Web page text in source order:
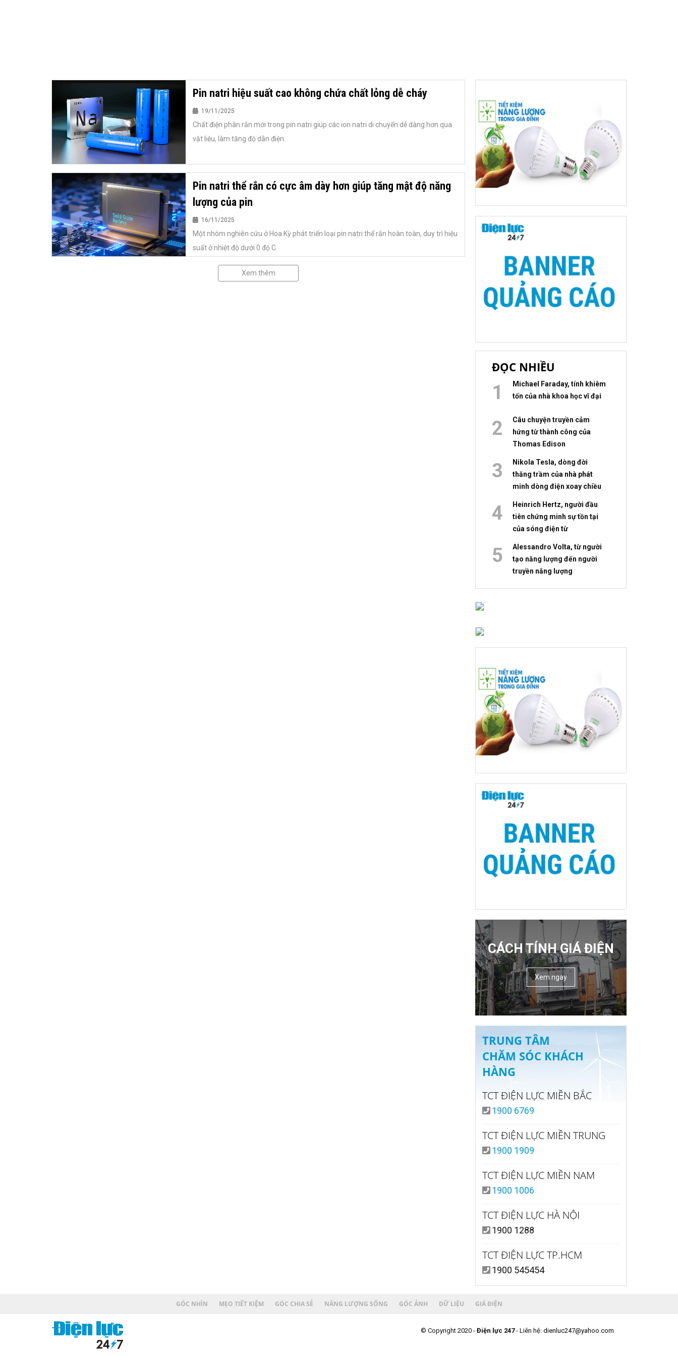
Pin natri hiệu suất cao không chứa chất lỏng dễ cháy
19/11/2025
Chất điện phân rắn mới trong pin natri giúp các ion natri di chuyển dễ dàng hơn qua
vật liệu, làm tăng độ dẫn điện.
Pin natri thể rắn có cực âm dày hơn giúp tăng mật độ năng
lượng của pin
16/11/2025
Một nhóm nghiên cứu ở Hoa Kỳ phát triển loại pin natri thể rắn hoàn toàn, duy trì hiệu
suất ở nhiệt độ dưới 0 độ C.
Xem thêm
ĐỌC NHIỀU
Michael Faraday, tính khiêm
tốn của nhà khoa học vĩ đại
Câu chuyện truyền cảm
hứng từ thành công của
Thomas Edison
Nikola Tesla, dòng đời
thăng trầm của nhà phát
minh dòng điện xoay chiều
Heinrich Hertz, người đầu
tiên chứng minh sự tồn tại
của sóng điện từ
Alessandro Volta, từ người
tạo năng lượng đến người
truyền năng lượng
CÁCH TÍNH GIÁ ĐIỆN
Xem ngay
TRUNG TÂM
CHĂM SÓC KHÁCH
HÀNG
TCT ĐIỆN LỰC MIỀN BẮC
1900 6769
TCT ĐIỆN LỰC MIỀN TRUNG
1900 1909
TCT ĐIỆN LỰC MIỀN NAM
1900 1006
TCT ĐIỆN LỰC HÀ NỘI
1900 1288
TCT ĐIỆN LỰC TP.HCM
1900 545454
GÓC NHÌN MẸO TIẾT KIỆM GÓC CHIA SẺ NĂNG LƯỢNG SỐNG GÓC ẢNH DỮ LIỆU GIÁ ĐIỆN
© Copyright 2020 - Điện lực 247- Liên hệ: dienluc247@yahoo.com